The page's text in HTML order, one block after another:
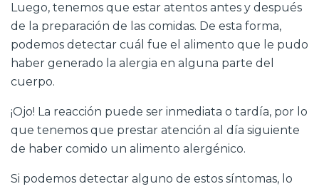
Luego, tenemos que estar atentos antes y después
de la preparación de las comidas. De esta forma,
podemos detectar cuál fue el alimento que le pudo
haber generado la alergia en alguna parte del
cuerpo.
¡Ojo! La reacción puede ser inmediata o tardía, por lo
que tenemos que prestar atención al día siguiente
de haber comido un alimento alergénico.
Si podemos detectar alguno de estos síntomas, lo